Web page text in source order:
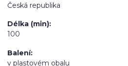
Česká republika
Délka (min)
100
Balení
v plastovém obalu